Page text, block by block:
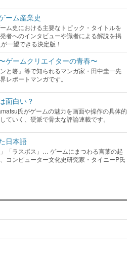
ーム産業史
ム史における主要なトピック・タイトルを
者へのインタビューや識者による解説を掲
一望できる決定版！
ゲームクリエイターの青春〜
ンと箸』等で知られるマンガ家・田中圭一先
レポートマンガです。
面白い？
氏がゲームの魅力を画面や操作の具体的
ていく、硬派で骨太な評論連載です。
日本語
」「ラスボス」… ゲームにまつわる言葉の起
コンピューター文化史研究家・タイニーP氏